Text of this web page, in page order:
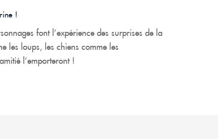
!
font l’expérience des surprises de la
les loups, les chiens comme les
l’emporteront !